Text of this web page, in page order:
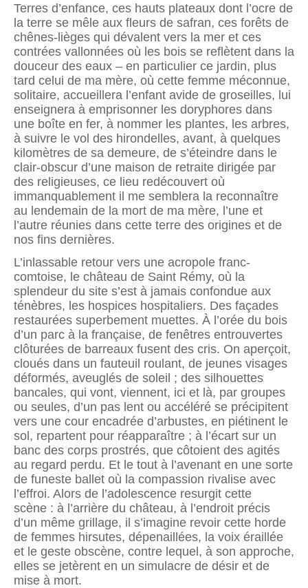
Terres d’enfance, ces hauts plateaux dont l’ocre de
la terre se mêle aux fleurs de safran, ces forêts de
chênes-lièges qui dévalent vers la mer et ces
contrées vallonnées où les bois se reflètent dans la
douceur des eaux – en particulier ce jardin, plus
tard celui de ma mère, où cette femme méconnue,
solitaire, accueillera l’enfant avide de groseilles, lui
enseignera à emprisonner les doryphores dans
une boîte en fer, à nommer les plantes, les arbres,
à suivre le vol des hirondelles, avant, à quelques
kilomètres de sa demeure, de s’éteindre dans le
clair-obscur d’une maison de retraite dirigée par
des religieuses, ce lieu redécouvert où
immanquablement il me semblera la reconnaître
au lendemain de la mort de ma mère, l’une et
l’autre réunies dans cette terre des origines et de
nos fins dernières.
L’inlassable retour vers une acropole franc-
comtoise, le château de Saint Rémy, où la
splendeur du site s’est à jamais confondue aux
ténèbres, les hospices hospitaliers. Des façades
restaurées superbement muettes. À l’orée du bois
d’un parc à la française, de fenêtres entrouvertes
clôturées de barreaux fusent des cris. On aperçoit,
cloués dans un fauteuil roulant, de jeunes visages
déformés, aveuglés de soleil ; des silhouettes
bancales, qui vont, viennent, ici et là, par groupes
ou seules, d’un pas lent ou accéléré se précipitent
vers une cour encadrée d’arbustes, en piétinent le
sol, repartent pour réapparaître ; à l’écart sur un
banc des corps prostrés, que côtoient des agités
au regard perdu. Et le tout à l’avenant en une sorte
de funeste ballet où la compassion rivalise avec
l’effroi. Alors de l’adolescence resurgit cette
scène : à l’arrière du château, à l’endroit précis
d’un même grillage, il s’imagine revoir cette horde
de femmes hirsutes, dépe­naillées, la voix éraillée
et le geste obscène, contre lequel, à son approche,
elles se jetèrent en un simulacre de désir et de
mise à mort.